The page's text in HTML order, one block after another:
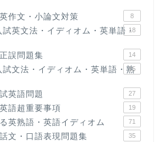
作文・小論文対策 8
英文法・イディオム・英単語・
18
誤問題集 14
文法・イディオム・英単語・熟
15
英語問題 27
語超重要事項 19
英熟語・英語イディオム 71
文・口語表現問題集 35